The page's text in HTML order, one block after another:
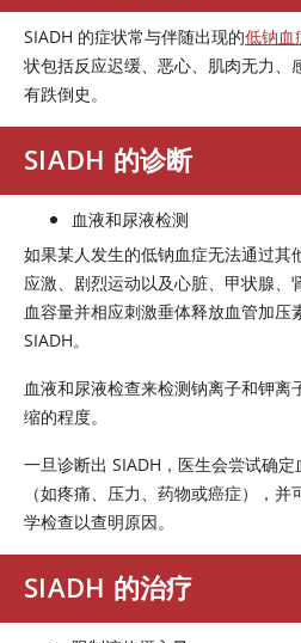
SIADH 的症状常与伴随出现的低钠血
状包括反应迟缓、恶心、肌肉无力、
有跌倒史。
SIADH 的诊断
血液和尿液检测
如果某人发生的低钠血症无法通过其
应激、剧烈运动以及心脏、甲状腺、
血容量并相应刺激垂体释放血管加压
SIADH。
血液和尿液检查来检测钠离子和钾离
缩的程度。
一旦诊断出 SIADH，医生会尝试确定
（如疼痛、压力、药物或癌症），
学检查以查明原因。
SIADH 的治疗